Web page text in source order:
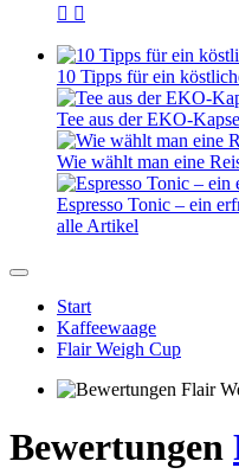
10 Tipps für ein
Tee aus der EKO-
Wie wählt man eine
Espresso Tonic – ein
alle Artikel
Start
Kaffeewaage
Flair Weigh Cup
Bewertungen